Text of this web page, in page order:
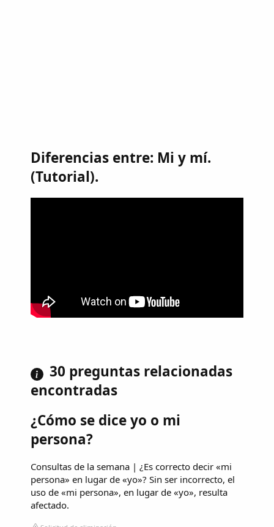
Diferencias entre: Mi y mí.
(Tutorial).
30 preguntas relacionadas
encontradas
¿Cómo se dice yo o mi
persona?
Consultas de la semana | ¿Es correcto decir «mi
persona» en lugar de «yo»? Sin ser incorrecto, el
uso de «mi persona», en lugar de «yo», resulta
afectado.